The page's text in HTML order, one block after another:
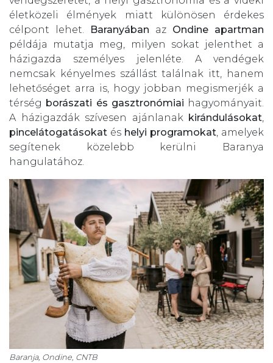
életközeli élmények miatt különösen érdekes
célpont lehet.
Baranyában az Ondine apartman
példája mutatja meg, milyen sokat jelenthet a
házigazda személyes jelenléte. A vendégek
nemcsak kényelmes szállást találnak itt, hanem
lehetőséget arra is, hogy jobban megismerjék a
térség borászati és gasztronómiai hagyományait.
A házigazdák szívesen ajánlanak kirándulásokat,
pincelátogatásokat és helyi programokat, amelyek
segítenek közelebb kerülni Baranya
hangulatához.
Baranja, Ondine, CNTB